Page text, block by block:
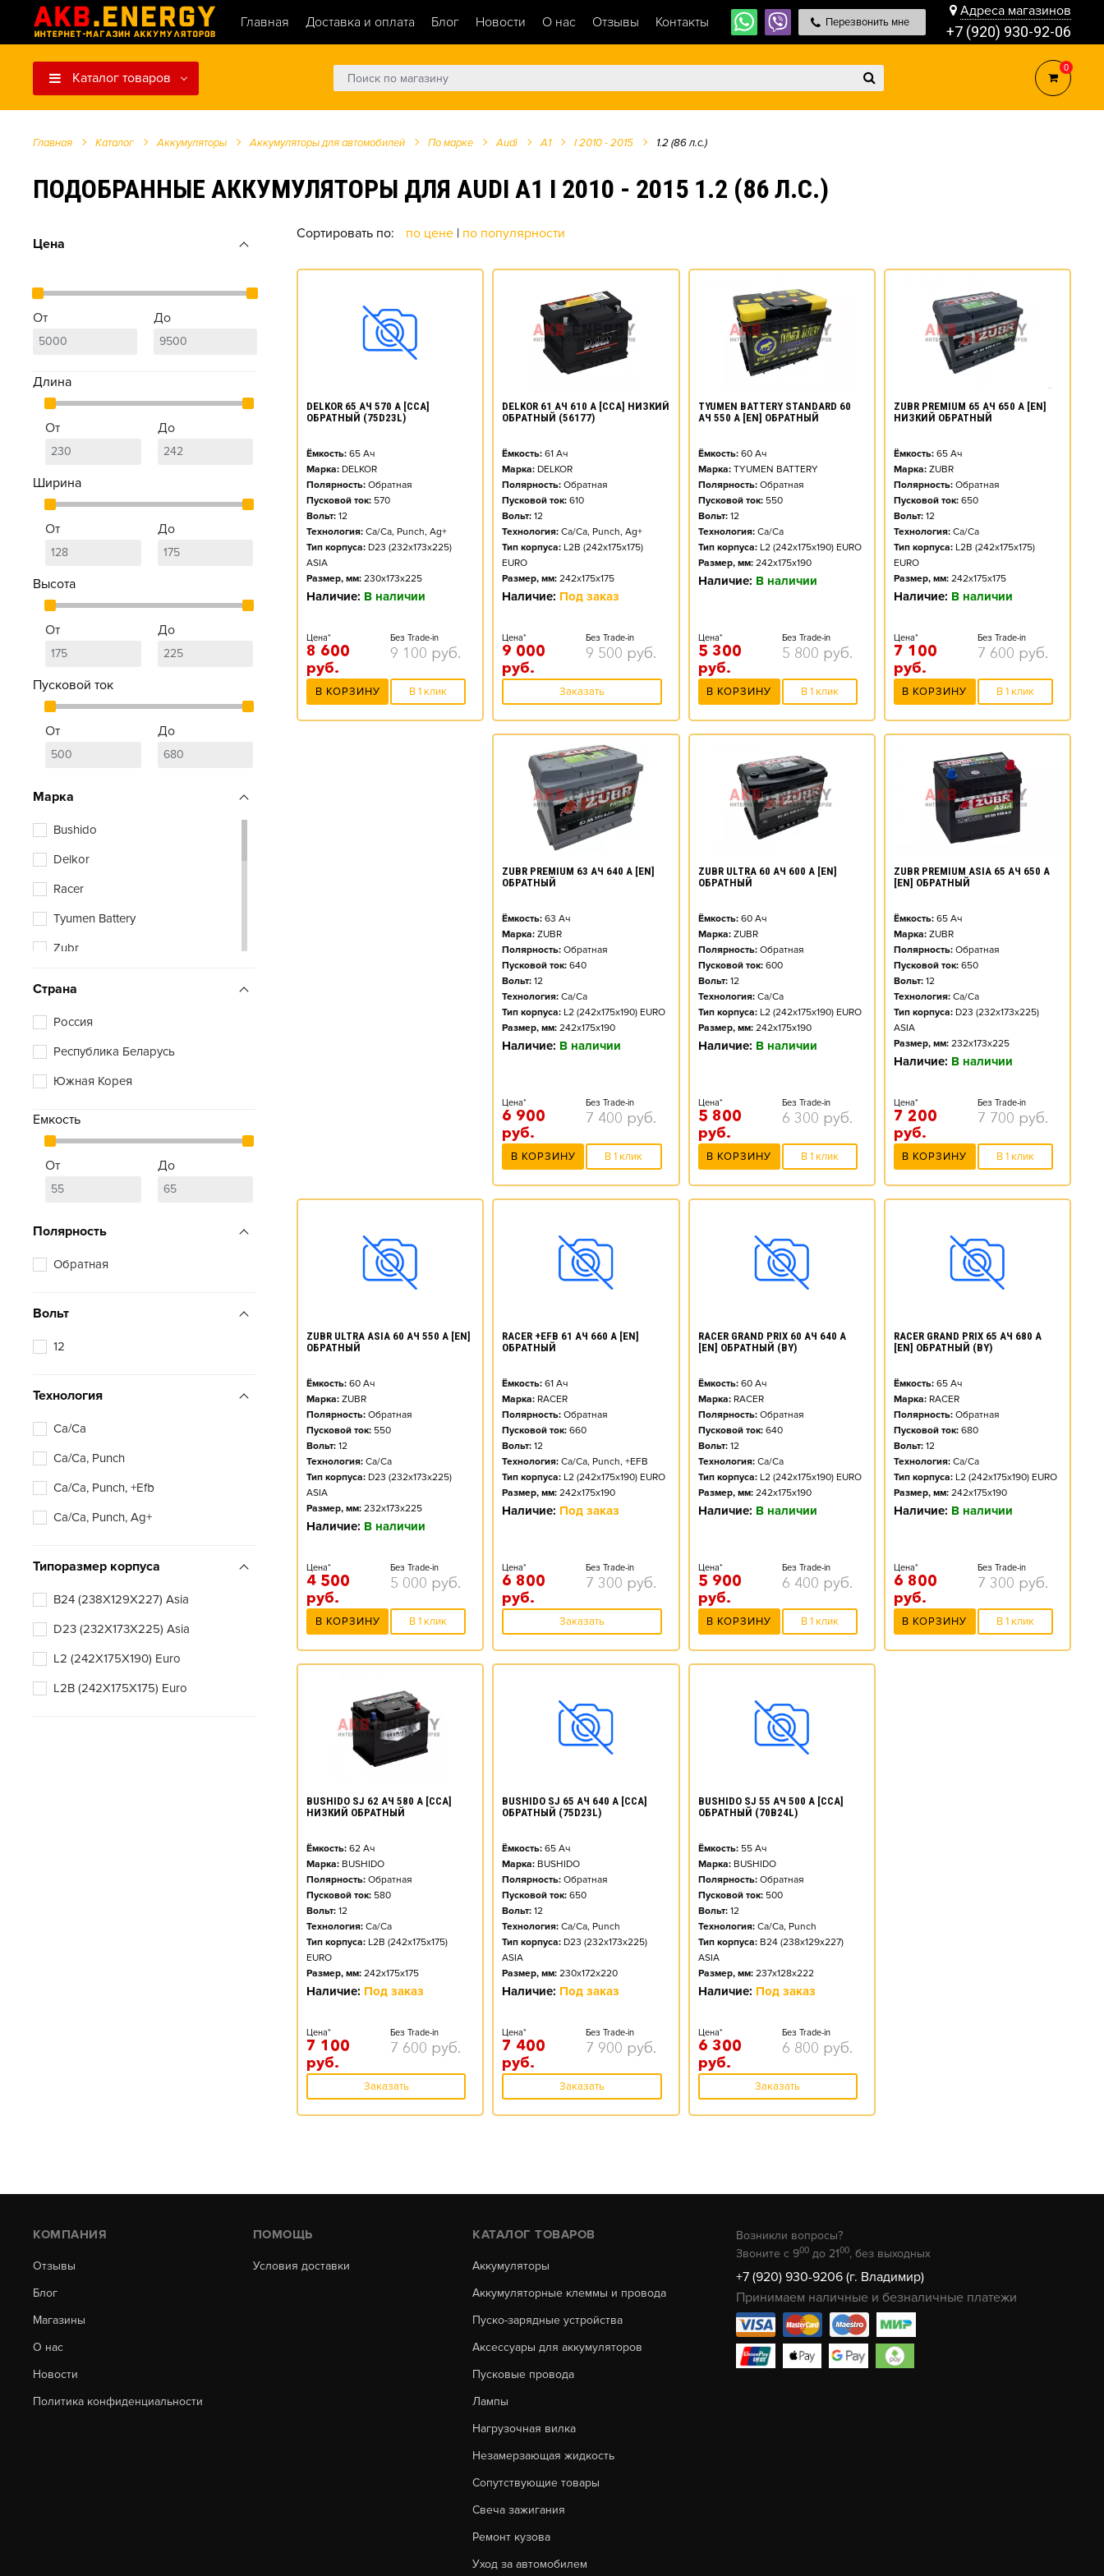
Главная Доставка и оплата Блог Новости О нас Отзывы Контакты Перезвонить мне
Адреса магазинов
+7 (920) 930-92-06
Каталог товаров
0
Главная Каталог Аккумуляторы Аккумуляторы для автомобилей По марке Audi A1 I 2010 - 2015 1.2 (86 л.с.)
ПОДОБРАННЫЕ АККУМУЛЯТОРЫ ДЛЯ AUDI A1 I 2010 - 2015 1.2 (86 Л.С.)
Цена
От До
Длина
От До
Ширина
От До
Высота
От До
Пусковой ток
От До
Марка
Bushido
Delkor
Racer
Tyumen Battery
Zubr
Страна
Россия
Республика Беларусь
Южная Корея
Емкость
От До
Полярность
Обратная
Вольт
12
Технология
Ca/Ca
Ca/Ca, Punch
Ca/Ca, Punch, +Efb
Ca/Ca, Punch, Ag+
Типоразмер корпуса
B24 (238X129X227) Asia
D23 (232X173X225) Asia
L2 (242X175X190) Euro
L2B (242X175X175) Euro
Сортировать по: по цене | по популярности
DELKOR 65 АЧ 570 А [CCA]
ОБРАТНЫЙ (75D23L)
Ёмкость: 65 Ач
Марка: DELKOR
Полярность: Обратная
Пусковой ток: 570
Вольт: 12
Технология: Ca/Ca, Punch, Ag+
Тип корпуса: D23 (232x173x225)
ASIA
Размер, мм: 230x173x225
Наличие: В наличии
Цена*
8 600
руб.
Без Trade-in
9 100 руб.
В КОРЗИНУ В 1 клик
DELKOR 61 АЧ 610 А [CCA] НИЗКИЙ
ОБРАТНЫЙ (56177)
Ёмкость: 61 Ач
Марка: DELKOR
Полярность: Обратная
Пусковой ток: 610
Вольт: 12
Технология: Ca/Ca, Punch, Ag+
Тип корпуса: L2B (242x175x175)
EURO
Размер, мм: 242x175x175
Наличие: Под заказ
Цена*
9 000
руб.
Без Trade-in
9 500 руб.
Заказать
TYUMEN BATTERY STANDARD 60
АЧ 550 А [EN] ОБРАТНЫЙ
Ёмкость: 60Ач
Марка: TYUMEN BATTERY
Полярность: Обратная
Пусковой ток: 550
Вольт: 12
Технология: Ca/Ca
Тип корпуса: L2 (242x175x190) EURO
Размер, мм: 242x175x190
Наличие: В наличии
Цена*
5 300
руб.
Без Trade-in
5 800 руб.
В КОРЗИНУ В 1 клик
ZUBR PREMIUM 65 АЧ 650 А [EN]
НИЗКИЙ ОБРАТНЫЙ
Ёмкость: 65Ач
Марка: ZUBR
Полярность: Обратная
Пусковой ток: 650
Вольт: 12
Технология: Ca/Ca
Тип корпуса: L2B (242x175x175)
EURO
Размер, мм: 242x175x175
Наличие: В наличии
Цена*
7 100
руб.
Без Trade-in
7 600 руб.
В КОРЗИНУ В 1 клик
ZUBR PREMIUM 63 АЧ 640 А [EN]
ОБРАТНЫЙ
Ёмкость: 63 Ач
Марка: ZUBR
Полярность: Обратная
Пусковой ток: 640
Вольт: 12
Технология: Ca/Ca
Тип корпуса: L2 (242x175x190) EURO
Размер, мм: 242x175x190
Наличие: В наличии
Цена*
6 900
руб.
Без Trade-in
7 400 руб.
В КОРЗИНУ В 1 клик
ZUBR ULTRA 60 АЧ 600 А [EN]
ОБРАТНЫЙ
Ёмкость: 60Ач
Марка: ZUBR
Полярность: Обратная
Пусковой ток: 600
Вольт: 12
Технология: Ca/Ca
Тип корпуса: L2 (242x175x190) EURO
Размер, мм: 242x175x190
Наличие: В наличии
Цена*
5 800
руб.
Без Trade-in
6 300 руб.
В КОРЗИНУ В 1 клик
ZUBR PREMIUM ASIA 65 АЧ 650 А
[EN] ОБРАТНЫЙ
Ёмкость: 65Ач
Марка: ZUBR
Полярность: Обратная
Пусковой ток: 650
Вольт: 12
Технология: Ca/Ca
Тип корпуса: D23 (232x173x225)
ASIA
Размер, мм: 232x173x225
Наличие: В наличии
Цена*
7 200
руб.
Без Trade-in
7 700 руб.
В КОРЗИНУ В 1 клик
ZUBR ULTRA ASIA 60 АЧ 550 А [EN]
ОБРАТНЫЙ
Ёмкость: 60 Ач
Марка: ZUBR
Полярность: Обратная
Пусковой ток: 550
Вольт: 12
Технология: Ca/Ca
Тип корпуса: D23 (232x173x225)
ASIA
Размер, мм: 232x173x225
Наличие: В наличии
Цена*
4 500
руб.
Без Trade-in
5 000 руб.
В КОРЗИНУ В 1 клик
RACER +EFB 61 АЧ 660 А [EN]
ОБРАТНЫЙ
Ёмкость: 61 Ач
Марка: RACER
Полярность: Обратная
Пусковой ток: 660
Вольт: 12
Технология: Ca/Ca, Punch, +EFB
Тип корпуса: L2 (242x175x190) EURO
Размер, мм: 242x175x190
Наличие: Под заказ
Цена*
6 800
руб.
Без Trade-in
7 300 руб.
Заказать
RACER GRAND PRIX 60 АЧ 640 А
[EN] ОБРАТНЫЙ (BY)
Ёмкость: 60Ач
Марка: RACER
Полярность: Обратная
Пусковой ток: 640
Вольт: 12
Технология: Ca/Ca
Тип корпуса: L2 (242x175x190) EURO
Размер, мм: 242x175x190
Наличие: В наличии
Цена*
5 900
руб.
Без Trade-in
6 400 руб.
В КОРЗИНУ В 1 клик
RACER GRAND PRIX 65 АЧ 680 А
[EN] ОБРАТНЫЙ (BY)
Ёмкость: 65Ач
Марка: RACER
Полярность: Обратная
Пусковой ток: 680
Вольт: 12
Технология: Ca/Ca
Тип корпуса: L2 (242x175x190) EURO
Размер, мм: 242x175x190
Наличие: В наличии
Цена*
6 800
руб.
Без Trade-in
7 300 руб.
В КОРЗИНУ В 1 клик
BUSHIDO SJ 62 АЧ 580 А [CCA]
НИЗКИЙ ОБРАТНЫЙ
Ёмкость: 62 Ач
Марка: BUSHIDO
Полярность: Обратная
Пусковой ток: 580
Вольт: 12
Технология: Ca/Ca
Тип корпуса: L2B (242x175x175)
EURO
Размер, мм: 242x175x175
Наличие: Под заказ
Цена*
7 100
руб.
Без Trade-in
7 600 руб.
Заказать
BUSHIDO SJ 65 АЧ 640 А [CCA]
ОБРАТНЫЙ (75D23L)
Ёмкость: 65 Ач
Марка: BUSHIDO
Полярность: Обратная
Пусковой ток: 650
Вольт: 12
Технология: Ca/Ca, Punch
Тип корпуса: D23 (232x173x225)
ASIA
Размер, мм: 230x172x220
Наличие: Под заказ
Цена*
7 400
руб.
Без Trade-in
7 900 руб.
Заказать
BUSHIDO SJ 55 АЧ 500 А [CCA]
ОБРАТНЫЙ (70B24L)
Ёмкость: 55Ач
Марка: BUSHIDO
Полярность: Обратная
Пусковой ток: 500
Вольт: 12
Технология: Ca/Ca, Punch
Тип корпуса: B24 (238x129x227)
ASIA
Размер, мм: 237x128x222
Наличие: Под заказ
Цена*
6 300
руб.
Без Trade-in
6 800 руб.
Заказать
КОМПАНИЯ
Отзывы
Блог
Магазины
О нас
Новости
Политика конфиденциальности
ПОМОЩЬ
Условия доставки
КАТАЛОГ ТОВАРОВ
Аккумуляторы
Аккумуляторные клеммы и провода
Пуско-зарядные устройства
Аксессуары для аккумуляторов
Пусковые провода
Лампы
Нагрузочная вилка
Незамерзающая жидкость
Сопутствующие товары
Свеча зажигания
Ремонт кузова
Уход за автомобилем
Возникли вопросы?
Звоните с 900 до 2100, без выходных
+7 (920) 930-9206 (г. Владимир)
Принимаем наличные и безналичные платежи